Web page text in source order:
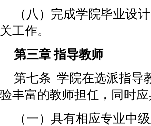
（八）完成学院毕业设
关工作。
第三章 指导教师
第七条 学院在选派指导
验丰富的教师担任，同时
（一）具有相应专业中